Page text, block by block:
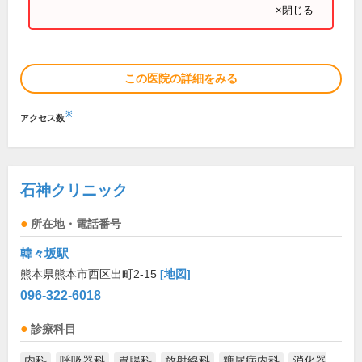
×閉じる
この医院の詳細をみる
アクセス数※
石神クリニック
所在地・電話番号
韓々坂駅
熊本県熊本市西区出町2-15 [地図]
096-322-6018
診療科目